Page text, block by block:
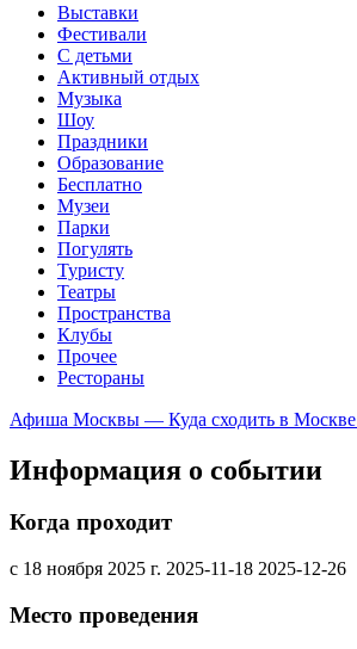
Выставки
Фестивали
С детьми
Активный отдых
Музыка
Шоу
Праздники
Образование
Бесплатно
Музеи
Парки
Погулять
Туристу
Театры
Пространства
Клубы
Прочее
Рестораны
Афиша Москвы — Куда сходить в Москве
Информация о событии
Когда проходит
с 18 ноября 2025 г. 2025-11-18 2025-12-26
Место проведения